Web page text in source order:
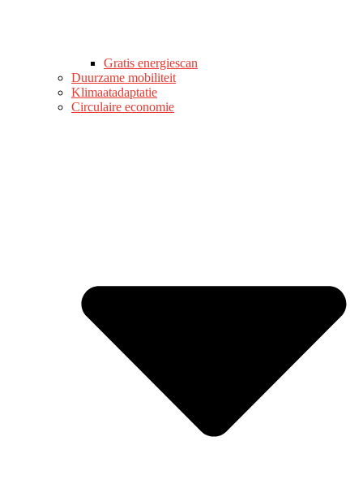
Gratis energiescan
Duurzame mobiliteit
Klimaatadaptatie
Circulaire economie